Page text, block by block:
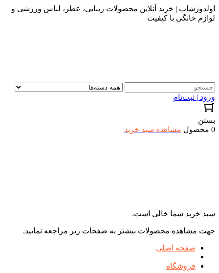
اولدوزشاپ | خرید آنلاین محصولات زیبایی، عطر، لباس ورزشی و
لوازم خانگی با کیفیت
ورود | ثبت‌نام
بستن
0 محصول
مشاهده سبد خرید
سبد خرید شما خالی است.
جهت مشاهده محصولات بیشتر به صفحات زیر مراجعه نمایید.
صفحه اصلی
فروشگاه